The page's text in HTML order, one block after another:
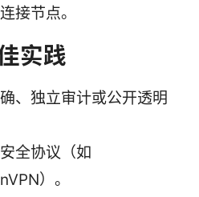
接节点。
实践
、独立审计或公开透明
全协议（如
）。